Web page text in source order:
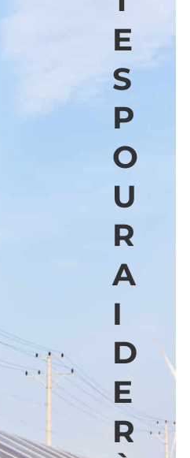
E
S
P
O
U
R
A
I
D
E
R